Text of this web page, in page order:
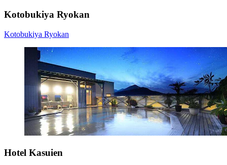
Kotobukiya Ryokan
Kotobukiya Ryokan
Hotel Kasuien